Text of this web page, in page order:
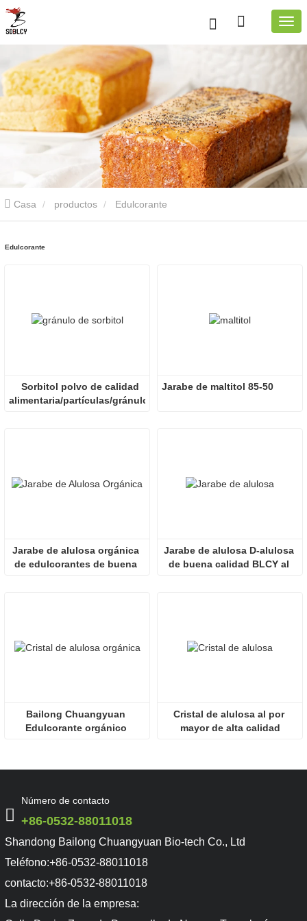
Casa productos Edulcorante
Edulcorante
Sorbitol polvo de calidad
alimentaria/partículas/gránulos
Jarabe de maltitol 85-50
Jarabe de alulosa orgánica
de edulcorantes de buena
Jarabe de alulosa D-alulosa
de buena calidad BLCY al
Bailong Chuangyuan
Edulcorante orgánico
Cristal de alulosa al por
mayor de alta calidad
Número de contacto
+86-0532-88011018
Shandong Bailong Chuangyuan Bio-tech Co., Ltd
Teléfono:+86-0532-88011018
contacto:+86-0532-88011018
La dirección de la empresa: